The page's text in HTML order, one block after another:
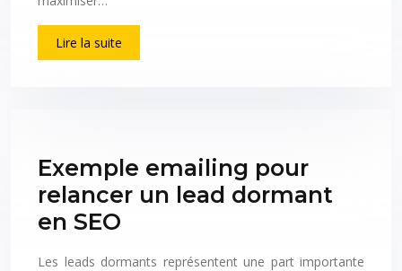
Lire la suite
Exemple emailing pour
relancer un lead dormant
en SEO
Les leads dormants représentent une part importante